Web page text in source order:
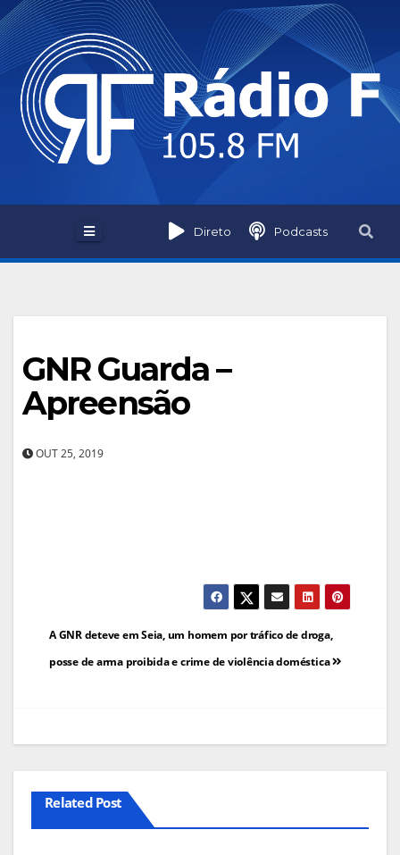
Skip
to
content
Direto Podcasts
GNR Guarda –
Apreensão
OUT 25, 2019
Navegação
de
A GNR deteve em Seia, um homem por tráfico de droga,
posse de arma proibida e crime de violência doméstica
Related Post